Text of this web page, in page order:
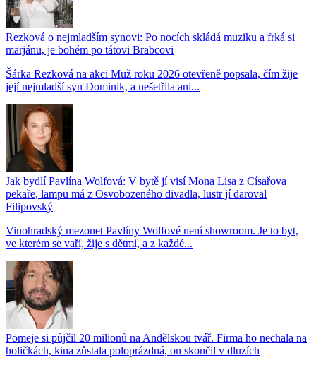
Rezková o nejmladším synovi: Po nocích skládá muziku a frká si
marjánu, je bohém po tátovi Brabcovi
Šárka Rezková na akci Muž roku 2026 otevřeně popsala, čím žije
její nejmladší syn Dominik, a nešetřila ani...
Jak bydlí Pavlína Wolfová: V bytě jí visí Mona Lisa z Císařova
pekaře, lampu má z Osvobozeného divadla, lustr jí daroval
Filipovský
Vinohradský mezonet Pavlíny Wolfové není showroom. Je to byt,
ve kterém se vaří, žije s dětmi, a z každé...
Pomeje si půjčil 20 milionů na Andělskou tvář. Firma ho nechala na
holičkách, kina zůstala poloprázdná, on skončil v dluzích